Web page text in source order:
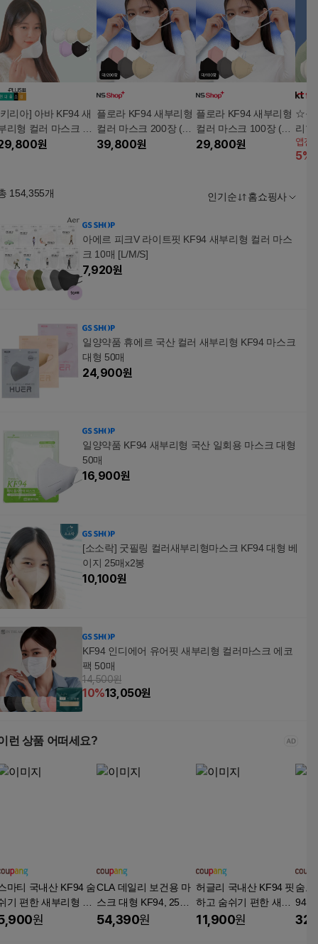
리아] 아바 KF94 새
리형 컬러 마스크 10
장(중형)_SS 에디션
원
플로라 KF94 새부리형
컬러 마스크 200장 (대
형)5%쿠폰+구매 후 3
39,800원
플로라 KF94 새부리형
컬러 마스크 100장 (대
형)5%쿠폰+구매 후 3
29,800원
☆플
리형
앱전
5%
154,355개 인기순 홈쇼핑사
아에르 피크V 라이트핏 KF94 새부리형 컬러 마스
크 10매 [L/M/S]
7,920원
일양약품 휴에르 국산 컬러 새부리형 KF94 마스크
대형 50매
24,900원
일양약품 KF94 새부리형 국산 일회용 마스크 대형
50매
16,900원
[소소락] 굿필링 컬러새부리형마스크 KF94 대형 베
이지 25매x2봉
10,100원
KF94 인디에어 유어핏 새부리형 컬러마스크 에코
팩 50매
14,500원
10%13,050원
런 상품 어떠세요?
마티 국내산 KF94 숨
기 편한 새부리형 마
크 대형원
CLA 데일리 보건용 마
스크 대형 KF94, 25개
입, 12개, 화이트
54,390원
허글리 국내산 KF94 핏
하고 숨쉬기 편한 새부
리형 마스크, 화이트 대
11,900원
숨코
94
형,